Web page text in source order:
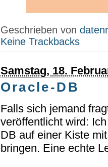
Geschrieben von
Keine Trackbacks
Samstag, 18.
Oracle-DB
Falls sich jemand
veröffentlicht wird:
DB auf einer Kiste
bringen. Eine echte